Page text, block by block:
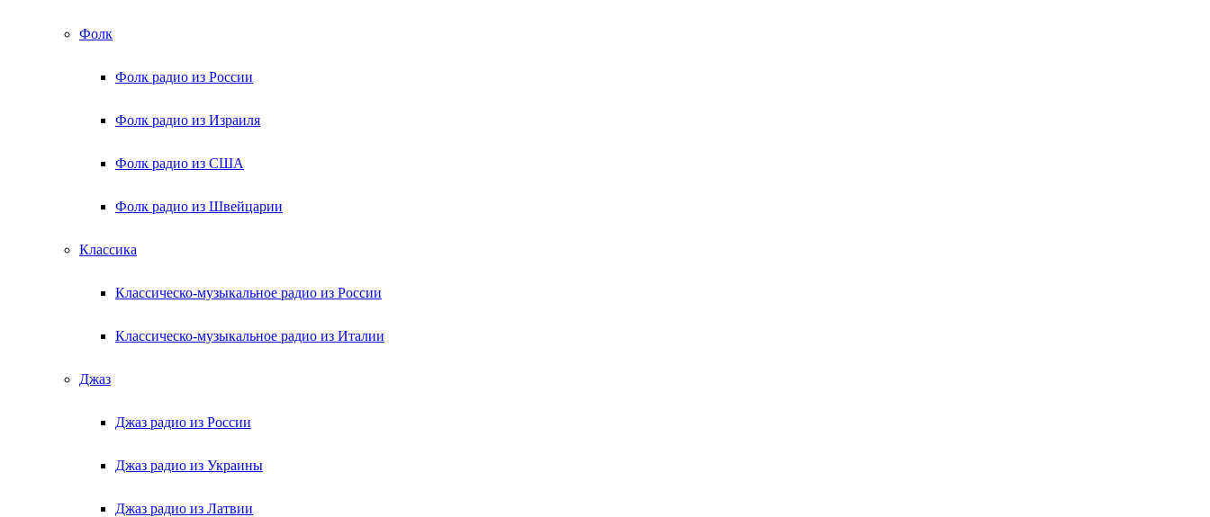
Фолк
Фолк радио из России
Фолк радио из Израиля
Фолк радио из США
Фолк радио из Швейцарии
Классика
Классическо-музыкальное радио из России
Классическо-музыкальное радио из Италии
Джаз
Джаз радио из России
Джаз радио из Украины
Джаз радио из Латвии